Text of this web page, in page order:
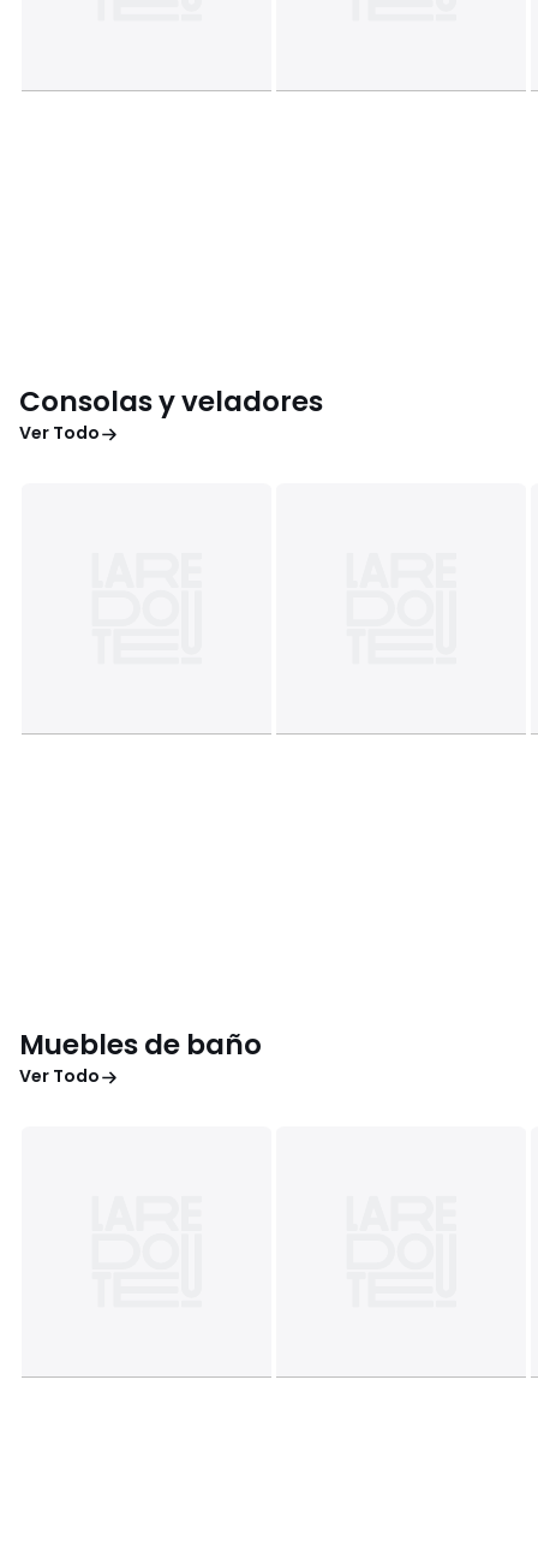
Consolas y veladores
Ver Todo
Muebles de baño
Ver Todo